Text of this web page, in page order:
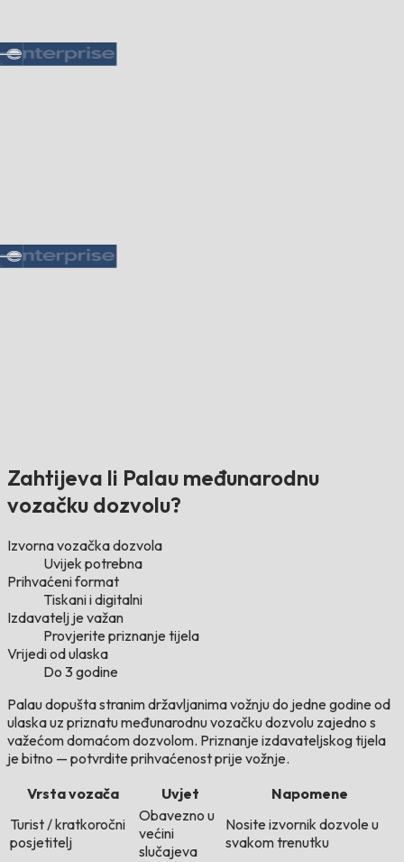
Zahtijeva li Palau međunarodnu
vozačku dozvolu?
Izvorna vozačka dozvola
Uvijek potrebna
Prihvaćeni format
Tiskani i digitalni
Izdavatelj je važan
Provjerite priznanje tijela
Vrijedi od ulaska
Do 3 godine
Palau dopušta stranim državljanima vožnju do jedne godine od
ulaska uz priznatu međunarodnu vozačku dozvolu zajedno s
važećom domaćom dozvolom. Priznanje izdavateljskog tijela
je bitno — potvrdite prihvaćenost prije vožnje.
Vrsta vozača
Uvjet
Napomene
Turist / kratkoročni
posjetitelj
Obavezno u
većini
slučajeva
Nosite izvornik dozvole u
svakom trenutku